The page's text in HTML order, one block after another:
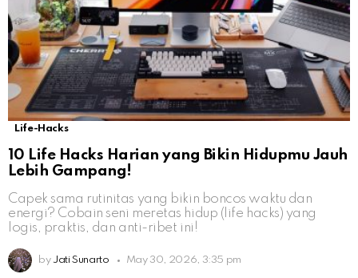
Life-Hacks
10 Life Hacks Harian yang Bikin Hidupmu Jauh
Lebih Gampang!
Capek sama rutinitas yang bikin boncos waktu dan
energi? Cobain seni meretas hidup (life hacks) yang
logis, praktis, dan anti-ribet ini!
by Jati Sunarto May 30, 2026, 3:35 pm